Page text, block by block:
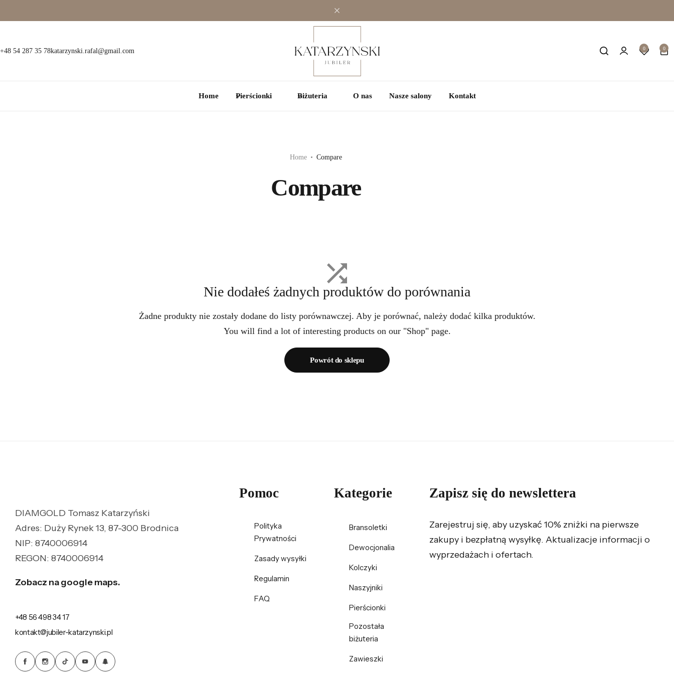
+48 54 287 35 78katarzynski.rafal@gmail.com 0 0
Home Pierścionki Biżuteria O nas Nasze salony Kontakt
Home Compare
Compare
Nie dodałeś żadnych produktów do porównania
Żadne produkty nie zostały dodane do listy porównawczej. Aby je porównać, należy dodać kilka produktów.
You will find a lot of interesting products on our "Shop" page.
Powrót do sklepu
DIAMGOLD Tomasz Katarzyński
Adres: Duży Rynek 13, 87-300 Brodnica
NIP: 8740006914
REGON: 8740006914
Zobacz na google maps.
+48 56 498 34 17
kontakt@jubiler-katarzynski.pl
Pomoc
Polityka
Prywatności
Zasady wysyłki
Regulamin
FAQ
Kategorie
Bransoletki
Dewocjonalia
Kolczyki
Naszyjniki
Pierścionki
Pozostała
biżuteria
Zawieszki
Zapisz się do newslettera
Zarejestruj się, aby uzyskać 10% zniżki na pierwsze
zakupy i bezpłatną wysyłkę. Aktualizacje informacji o
wyprzedażach i ofertach.